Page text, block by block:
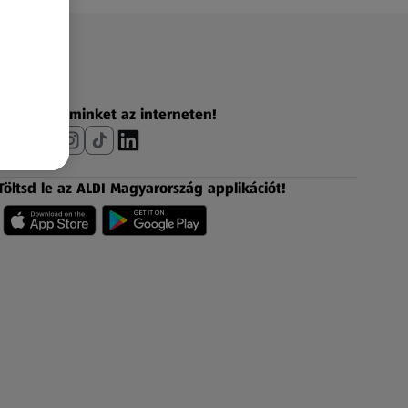
Fedezz fel minket az interneten!
le az ALDI Magyarország applikációt!